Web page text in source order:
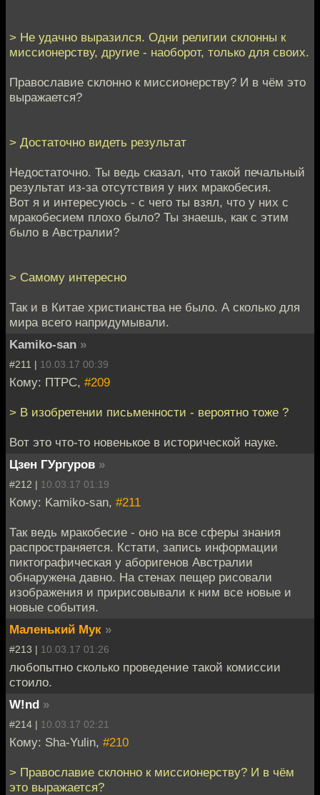
> Не удачно выразился. Одни религии склонны к
миссионерству, другие - наоборот, только для своих.
Православие склонно к миссионерству? И в чём это
выражается?
> Достаточно видеть результат
Недостаточно. Ты ведь сказал, что такой печальный
результат из-за отсутствия у них мракобесия.
Вот я и интересуюсь - с чего ты взял, что у них с
мракобесием плохо было? Ты знаешь, как с этим
было в Австралии?
> Самому интересно
Так и в Китае христианства не было. А сколько для
мира всего напридумывали.
Kamiko-san »
#211 | 10.03.17 00:39
Кому: ПТРС, #209
> В изобретении письменности - вероятно тоже ?
Вот это что-то новенькое в исторической науке.
Цзен ГУргуров »
#212 | 10.03.17 01:19
Кому: Kamiko-san, #211
Так ведь мракобесие - оно на все сферы знания
распространяется. Кстати, запись информации
пиктографическая у аборигенов Австралии
обнаружена давно. На стенах пещер рисовали
изображения и пририсовывали к ним все новые и
новые события.
Маленький Мук »
#213 | 10.03.17 01:26
любопытно сколько проведение такой комиссии
стоило.
W!nd »
#214 | 10.03.17 02:21
Кому: Sha-Yulin, #210
> Православие склонно к миссионерству? И в чём
это выражается?